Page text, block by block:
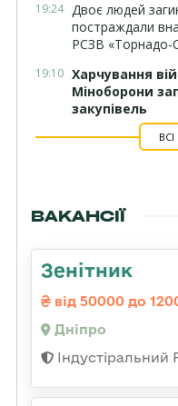
19:24 Двоє людей
постраждали
РСЗВ «Торнадо-
19:10 Харчування
Міноборони
закупівель
ВАКАНСІЇ
Зенітник
від 50000 до
Дніпро